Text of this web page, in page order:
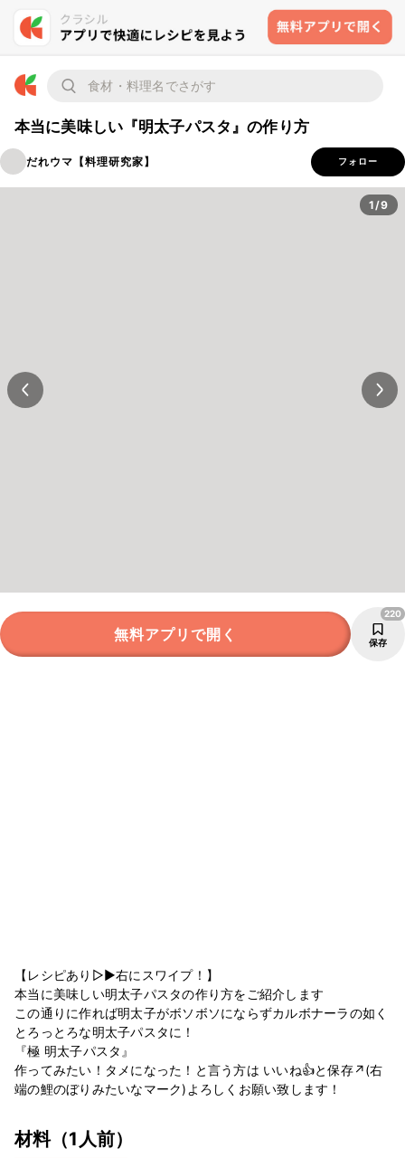
本当に美味しい『明太子パスタ』の作り方
だれウマ【料理研究家】 フォロー
1/9
無料アプリで開く 保存
220
【レシピあり▷▶︎右にスワイプ！】
本当に美味しい明太子パスタの作り方をご紹介します
この通りに作れば明太子がボソボソにならずカルボナーラの如く
とろっとろな明太子パスタに！
『極 明太子パスタ』
作ってみたい！タメになった！と言う方は いいね👍と保存↗️(右
端の鯉のぼりみたいなマーク)よろしくお願い致します！
材料（1人前）